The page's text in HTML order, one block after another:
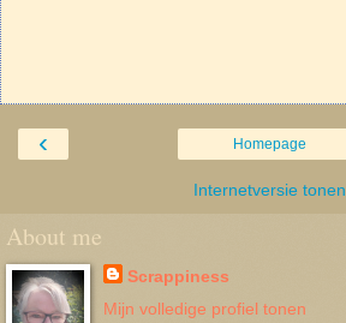
‹ Homepage
Internetversie tonen
About me
Scrappiness
Mijn volledige profiel tonen